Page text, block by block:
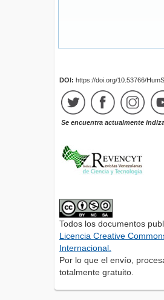
DOI: https://doi.org/10.53766/
Se encuentra actualmente
Todos los documentos
Licencia Creative
Internacional.
Por lo que el envío,
totalmente gratuito.